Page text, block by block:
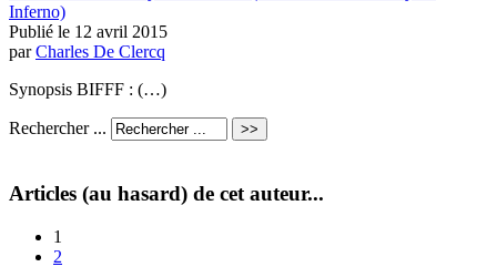
Inferno)
Publié le 12 avril 2015
parCharles De Clercq
Synopsis BIFFF : (…)
Rechercher ...
Articles (au hasard) de cet auteur...
1
2